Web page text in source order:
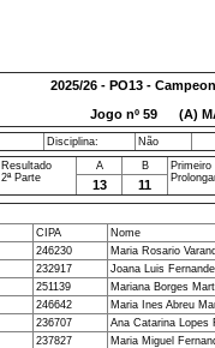
2025/26 - PO13 -
Jogo nº 59(A)
Disciplina: Não
Resultado
2ª Parte
A B
Primeiro
13 11
CIPA
Nome
246230
Maria Rosario
232917
Joana Luis
251139
Mariana Borges
246642
Maria Ines Abreu
236707
Ana Catarina Lopes
237827
Maria Miguel